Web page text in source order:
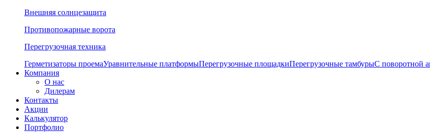
Внешняя солнцезащита
Противопожарные ворота
Перегрузочная техника
Герметизаторы проемаУравнительные платформыПерегрузочные площадкиПерегрузочные тамбурыС поворотной
Компания
О нас
Дилерам
Контакты
Акции
Калькулятор
Портфолио